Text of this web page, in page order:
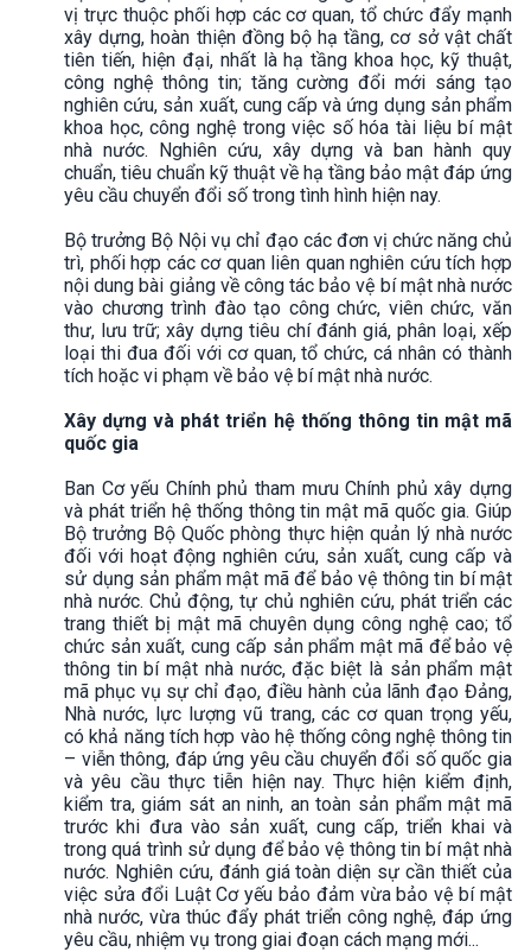
vị trực thuộc phối hợp các cơ quan, tổ chức đẩy mạnh
xây dựng, hoàn thiện đồng bộ hạ tầng, cơ sở vật chất
tiên tiến, hiện đại, nhất là hạ tầng khoa học, kỹ thuật,
công nghệ thông tin; tăng cường đổi mới sáng tạo
nghiên cứu, sản xuất, cung cấp và ứng dụng sản phẩm
khoa học, công nghệ trong việc số hóa tài liệu bí mật
nhà nước. Nghiên cứu, xây dựng và ban hành quy
chuẩn, tiêu chuẩn kỹ thuật về hạ tầng bảo mật đáp ứng
yêu cầu chuyển đổi số trong tình hình hiện nay.
Bộ trưởng Bộ Nội vụ chỉ đạo các đơn vị chức năng chủ
trì, phối hợp các cơ quan liên quan nghiên cứu tích hợp
nội dung bài giảng về công tác bảo vệ bí mật nhà nước
vào chương trình đào tạo công chức, viên chức, văn
thư, lưu trữ; xây dựng tiêu chí đánh giá, phân loại, xếp
loại thi đua đối với cơ quan, tổ chức, cá nhân có thành
tích hoặc vi phạm về bảo vệ bí mật nhà nước.
Xây dựng và phát triển hệ thống thông tin mật mã
quốc gia
Ban Cơ yếu Chính phủ tham mưu Chính phủ xây dựng
và phát triển hệ thống thông tin mật mã quốc gia. Giúp
Bộ trưởng Bộ Quốc phòng thực hiện quản lý nhà nước
đối với hoạt động nghiên cứu, sản xuất, cung cấp và
sử dụng sản phẩm mật mã để bảo vệ thông tin bí mật
nhà nước. Chủ động, tự chủ nghiên cứu, phát triển các
trang thiết bị mật mã chuyên dụng công nghệ cao; tổ
chức sản xuất, cung cấp sản phẩm mật mã để bảo vệ
thông tin bí mật nhà nước, đặc biệt là sản phẩm mật
mã phục vụ sự chỉ đạo, điều hành của lãnh đạo Đảng,
Nhà nước, lực lượng vũ trang, các cơ quan trọng yếu,
có khả năng tích hợp vào hệ thống công nghệ thông tin
– viễn thông, đáp ứng yêu cầu chuyển đổi số quốc gia
và yêu cầu thực tiễn hiện nay. Thực hiện kiểm định,
kiểm tra, giám sát an ninh, an toàn sản phẩm mật mã
trước khi đưa vào sản xuất, cung cấp, triển khai và
trong quá trình sử dụng để bảo vệ thông tin bí mật nhà
nước. Nghiên cứu, đánh giá toàn diện sự cần thiết của
việc sửa đổi Luật Cơ yếu bảo đảm vừa bảo vệ bí mật
nhà nước, vừa thúc đẩy phát triển công nghệ, đáp ứng
yêu cầu, nhiệm vụ trong giai đoạn cách mạng mới...